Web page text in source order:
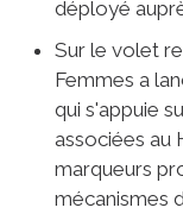
déployé
Sur le volet
Femmes a
qui s'appuie
associées au
marqueurs
mécanismes